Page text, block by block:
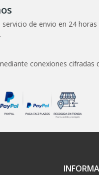
de envio en 24
conexiones cifradas